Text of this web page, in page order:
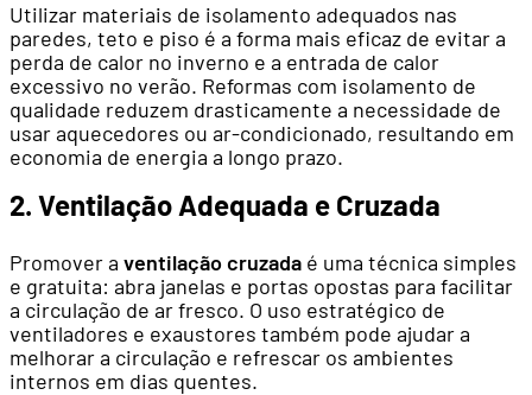
Utilizar materiais de isolamento adequados nas
paredes, teto e piso é a forma mais eficaz de evitar a
perda de calor no inverno e a entrada de calor
excessivo no verão. Reformas com isolamento de
qualidade reduzem drasticamente a necessidade de
usar aquecedores ou ar-condicionado, resultando em
economia de energia a longo prazo.
2. Ventilação Adequada e Cruzada
Promover a ventilação cruzada é uma técnica simples
e gratuita: abra janelas e portas opostas para facilitar
a circulação de ar fresco. O uso estratégico de
ventiladores e exaustores também pode ajudar a
melhorar a circulação e refrescar os ambientes
internos em dias quentes.